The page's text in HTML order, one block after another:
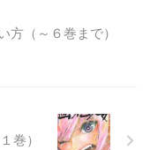
方（～６巻まで）
巻）